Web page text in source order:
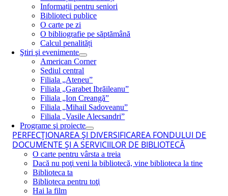
Informații pentru seniori
Biblioteci publice
O carte pe zi
O bibliografie pe săptămână
Calcul penalități
Ştiri şi evenimente
American Corner
Sediul central
Filiala „Ateneu”
Filiala „Garabet Ibrăileanu”
Filiala „Ion Creangă”
Filiala „Mihail Sadoveanu”
Filiala „Vasile Alecsandri”
Programe şi proiecte
PERFECŢIONAREA ŞI DIVERSIFICAREA FONDULUI DE
DOCUMENTE ŞI A SERVICIILOR DE BIBLIOTECĂ
O carte pentru vârsta a treia
Dacă nu poţi veni la bibliotecă, vine biblioteca la tine
Biblioteca ta
Biblioteca pentru toţi
Hai la film